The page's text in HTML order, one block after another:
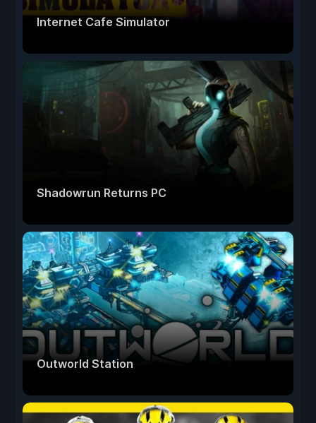
Internet Cafe Simulator
Shadowrun Returns PC
Outworld Station